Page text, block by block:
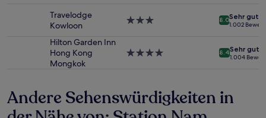
zusätzliche
Bedingungen
Travelodge
Kowloon
3.0-
8.0Sehr gut
1.002
Hilton Garden Inn
Hong Kong
Mongkok
4.0-
8.4Sehr gut
1.004
Andere Sehenswürdigkeiten in